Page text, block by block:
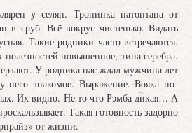
у селян. Тропинка натоптана от
в сруб. Всё вокруг чистенько. Видать
Такие родники часто встречаются.
повышенное, типа серебра.
У родника нас ждал мужчина лет
него знакомое. Выражение. Вояка по-
Их видно. Не то что Рэмба дикая… А
Такая готовность задорно
от жизни.